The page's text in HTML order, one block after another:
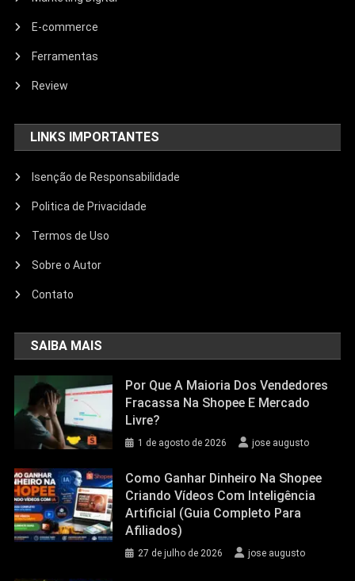
E-commerce
Ferramentas
Review
LINKS IMPORTANTES
Isenção de Responsabilidade
Politica de Privacidade
Termos de Uso
Sobre o Autor
Contato
SAIBA MAIS
Por Que A Maioria Dos Vendedores
Fracassa Na Shopee E Mercado
Livre?
1 de agosto de 2026 jose augusto
Como Ganhar Dinheiro Na Shopee
Criando Vídeos Com Inteligência
Artificial (Guia Completo Para
Afiliados)
27 de julho de 2026 jose augusto